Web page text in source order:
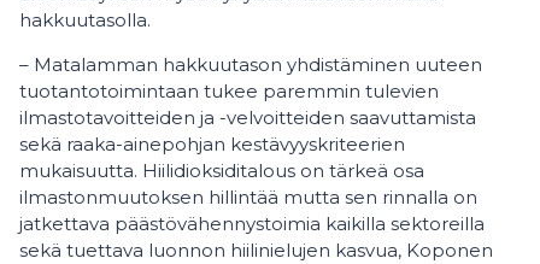
hakkuutasolla.
– Matalamman hakkuutason yhdistäminen uuteen
tuotantotoimintaan tukee paremmin tulevien
ilmastotavoitteiden ja -velvoitteiden saavuttamista
sekä raaka-ainepohjan kestävyyskriteerien
mukaisuutta. Hiilidioksiditalous on tärkeä osa
ilmastonmuutoksen hillintää mutta sen rinnalla on
jatkettava päästövähennystoimia kaikilla sektoreilla
sekä tuettava luonnon hiilinielujen kasvua, Koponen